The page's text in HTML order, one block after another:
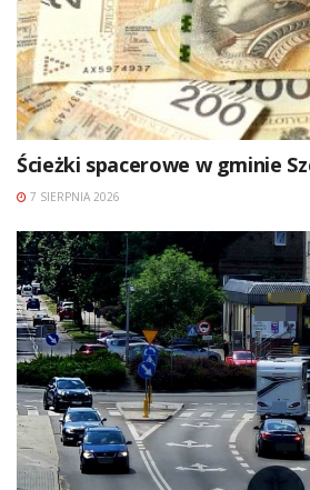
Ścieżki spacerowe w gminie
7 SIERPNIA 2026